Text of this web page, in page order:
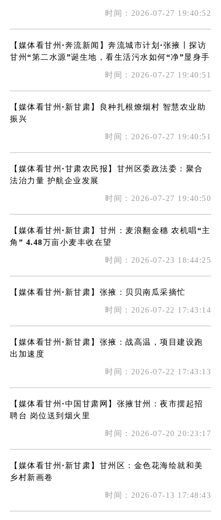
时间：2026-07-27 19:40:52
【媒体看甘州·奔流新闻】奔流城市计划·张掖丨探访
甘州“第二水源”诞生地，看生活污水如何“净”显身手
时间：2026-07-27 19:40:51
【媒体看甘州·新甘肃】良种扎根燎烟村 智慧农业助
振兴
时间：2026-07-27 19:40:51
【媒体看甘州·甘肃农民报】甘州区委政法委：聚合
法治力量 护航企业发展
时间：2026-07-27 19:40:50
【媒体看甘州·新甘肃】甘州：麦浪翻金穗 农机唱“主
角” 4.48万亩小麦丰收在望
时间：2026-07-23 18:44:25
【媒体看甘州·新甘肃】张掖：贝贝南瓜采摘忙
时间：2026-07-22 17:43:14
【媒体看甘州·新甘肃】张掖：战高温，项目建设跑
出加速度
时间：2026-07-22 17:43:13
【媒体看甘州·中国甘肃网】张掖甘州：夜市摆起招
聘台 岗位送到烟火里
时间：2026-07-20 20:23:17
【媒体看甘州·新甘肃】甘州区：金色花海绘就和美
乡村新画卷
时间：2026-07-13 17:48:43